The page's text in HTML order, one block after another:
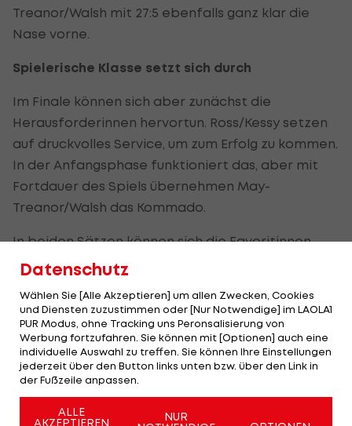
Treanor/Walsh mit 27:5 ebenfalls ganz klar die
Nase vorne.
Spielerische Klasse setzt sich durch
Im Finale können sich aber zunächst die
Herausforderinnen hervortun. Ross/Kessy setzen
auf druckvolles Service, um zum Erfolg zu kommen.
In der Anfangsphase funktioniert das, aber mit
Fortdauer des Spiels übernehmen May-
Treanor/Walsh das Kommado.
In beiden Sätzen können sich die Favoritinnen
nach dem technischen Time-Out einen
Den ersten Matchball kann Kessy noch abwehren,
beim zweiten segelt der Aufschlag von Ross ins
Out.
Jubelstürme
Datenschutz
Wählen Sie [Alle Akzeptieren] um allen Zwecken, Cookies
und Diensten zuzustimmen oder [Nur Notwendige] im LAOLA1
PUR Modus, ohne Tracking uns Peronsalisierung von
Werbung fortzufahren. Sie können mit [Optionen] auch eine
individuelle Auswahl zu treffen. Sie können Ihre Einstellungen
jederzeit über den Button links unten bzw. über den Link in
der Fußzeile anpassen.
ALLE
AKZEPTIEREN
NUR